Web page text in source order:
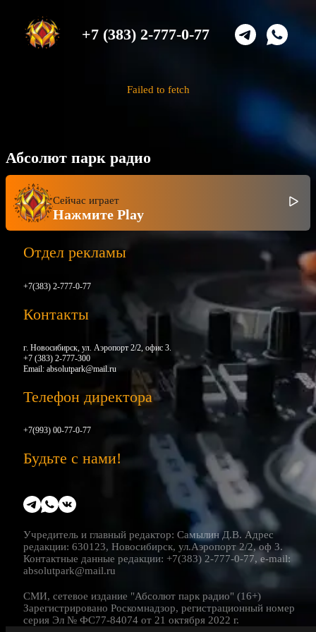
+7 (383) 2-777-0-77
Failed to fetch
Абсолют парк радио
Сейчас играет
Нажмите Play
Отдел рекламы
+7(383) 2-777-0-77
Контакты
г. Новосибирск, ул. Аэропорт 2/2, офис 3.
+7 (383) 2-777-300
Email: absolutpark@mail.ru
Телефон директора
+7(993) 00-77-0-77
Будьте с нами!
Учредитель и главный редактор: Самылин Д.В. Адрес
редакции: 630123, Новосибирск, ул.Аэропорт 2/2, оф 3.
Контактные данные редакции: +7(383) 2-777-0-77, e-mail:
absolutpark@mail.ru
СМИ, сетевое издание "Абсолют парк радио" (16+)
Зарегистрировано Роскомнадзор, регистрационный номер
серия Эл № ФС77-84074 от 21 октября 2022 г.